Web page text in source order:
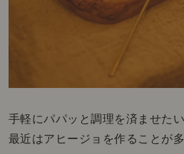
手軽にパパッと調理を済ませたい
最近はアヒージョを作ることが多